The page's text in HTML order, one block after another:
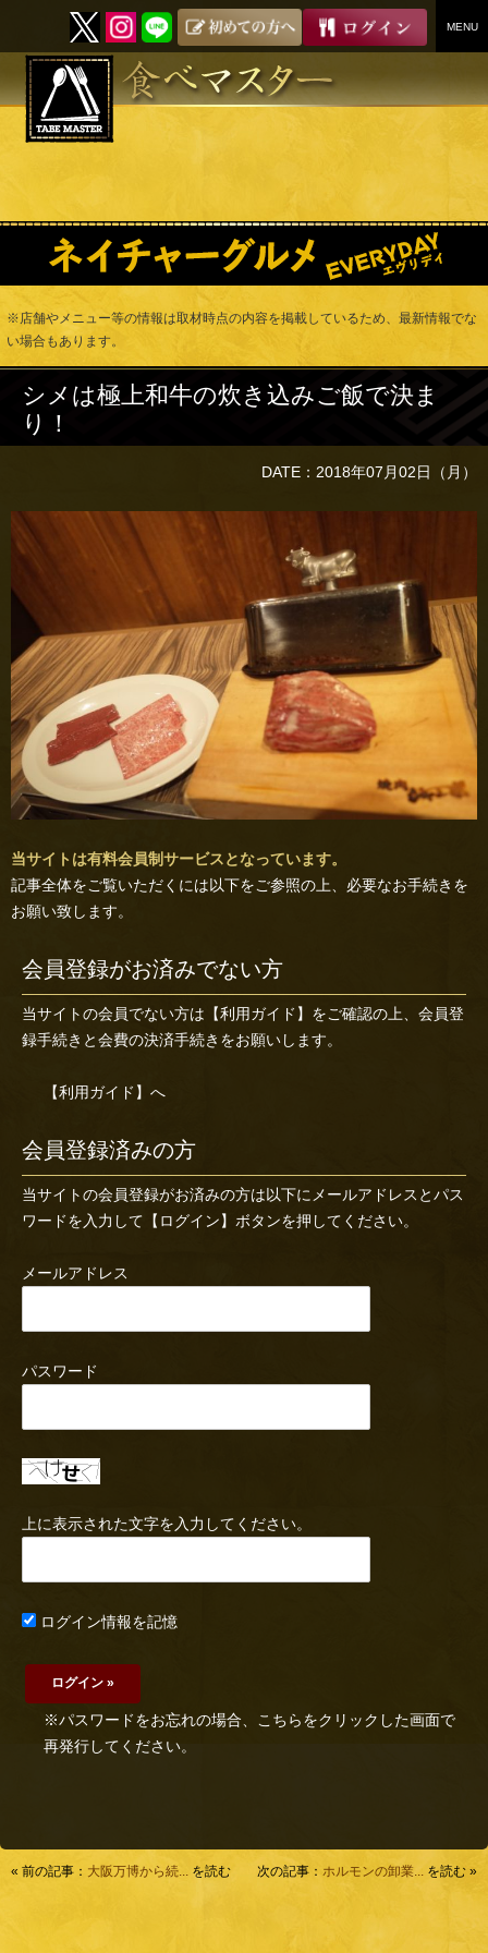
MENU
SKIP
※店舗やメニュー等の情報は取材時点の内容を掲載しているため、最新情報でな
い場合もあります。
シメは極上和牛の炊き込みご飯で決ま
り！
DATE：2018年07月02日（月）
当サイトは有料会員制サービスとなっています。
記事全体をご覧いただくには以下をご参照の上、必要なお手続きを
お願い致します。
会員登録がお済みでない方
当サイトの会員でない方は 【利用ガイド】 をご確認の上、会員登
録手続きと会費の決済手続きをお願いします。
【利用ガイド】へ
会員登録済みの方
当サイトの会員登録がお済みの方は以下にメールアドレスとパス
ワードを入力して【ログイン】ボタンを押してください。
メールアドレス
パスワード
上に表示された文字を入力してください。
ログイン情報を記憶
※パスワードをお忘れの場合、こちらをクリックした画面で
再発行してください。
« 前の記事： 大阪万博から続... を読む 次の記事： ホルモンの卸業... を読む »